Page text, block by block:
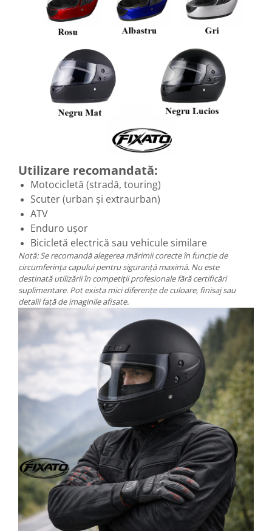
Utilizare recomandată:
Motocicletă (stradă, touring)
Scuter (urban și extraurban)
ATV
Enduro ușor
Bicicletă electrică sau vehicule similare
Notă: Se recomandă alegerea mărimii corecte în funcție de
circumferința capului pentru siguranță maximă. Nu este
destinată utilizării în competiții profesionale fără certificări
suplimentare. Pot exista mici diferențe de culoare, finisaj sau
detalii față de imaginile afisate.